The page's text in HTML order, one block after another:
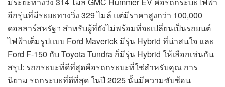
มีระยะทางวิ่ง 314 ไมล์ GMC Hummer EV คือรถกระบะไฟฟ้า
อีกรุ่นที่มีระยะทางวิ่ง 329 ไมล์ แต่มีราคาสูงกว่า 100,000
ดอลลาร์สหรัฐฯ สำหรับผู้ที่ยังไม่พร้อมที่จะเปลี่ยนเป็นรถยนต์
ไฟฟ้าเต็มรูปแบบ Ford Maverick มีรุ่น Hybrid ที่น่าสนใจ และ
Ford F-150 กับ Toyota Tundra ก็มีรุ่น Hybrid ให้เลือกเช่นกัน
สรุป: รถกระบะที่ดีที่สุดคือรถกระบะที่ใช่สำหรับคุณ การ
นิยาม รถกระบะที่ดีที่สุด ในปี 2025 นั้นมีความซับซ้อน